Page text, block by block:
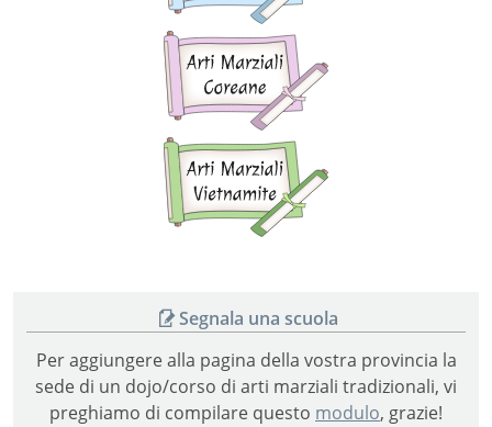
marziali
marziali
Segnala una scuola
Per aggiungere alla pagina della vostra provincia la
sede di un dojo/corso di arti marziali tradizionali, vi
preghiamo di compilare questo modulo, grazie!